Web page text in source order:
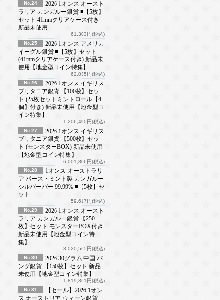
No.24
2026 1オンス オースト
ラリア カンガルー銀貨 ■【5枚】
セット 41mmクリアケース付き
新品未使用
61,303円(税込)
No.25
2026 1オンス アメリカ
イーグル銀貨 ■【5枚】セット
(41mmクリアケース付き) 新品未
使用【地金型コイン特集】
62,035円(税込)
No.26
2026 1オンス イギリス
ブリタニア銀貨 【100枚】セッ
ト (25枚セットミントロール【4
個】付き) 新品未使用【地金型コ
イン特集】
1,206,490円(税込)
No.27
2026 1オンス イギリス
ブリタニア銀貨 【500枚】セッ
ト (モンスターBOX) 新品未使用
【地金型コイン特集】
6,001,806円(税込)
No.28
1オンス オーストラリ
ア パース・ミント製 カンガルー
シルバーバー 99.99% ■【5枚】セ
ット
59,617円(税込)
No.29
2026 1オンス オースト
ラリア カンガルー銀貨 【250
枚】セット モンスターBOX付き
新品未使用【地金型コイン特
集】
3,020,565円(税込)
No.30
2026 30グラム 中国 パ
ンダ銀貨 【150枚】セット 新品
未使用【地金型コイン特集】
1,819,361円(税込)
No.31
【セール】2026 1オン
ス オーストリア ウィーン銀貨